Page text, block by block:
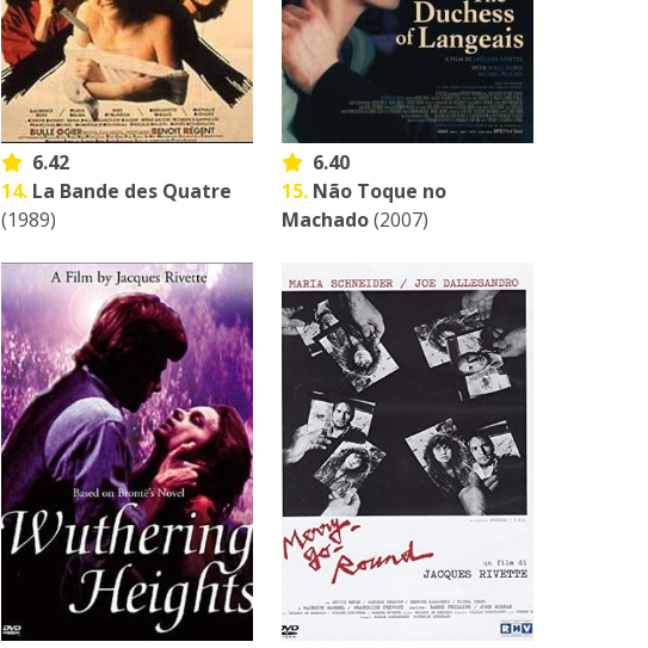
6.42
14. La Bande des Quatre
(1989)
6.40
15. Não Toque no
Machado(2007)